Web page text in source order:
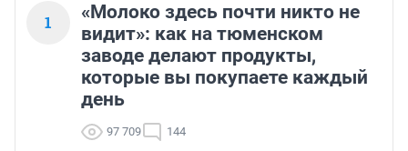
1
«Молоко здесь почти никто не
видит»: как на тюменском
заводе делают продукты,
которые вы покупаете каждый
день
97 709 144